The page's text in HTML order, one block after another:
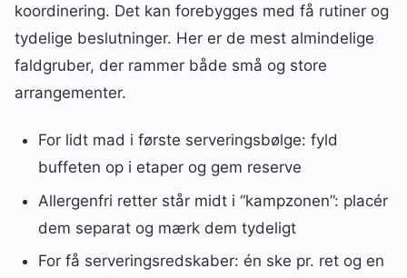
koordinering. Det kan forebygges med få rutiner og
tydelige beslutninger. Her er de mest almindelige
faldgruber, der rammer både små og store
arrangementer.
For lidt mad i første serveringsbølge: fyld
buffeten op i etaper og gem reserve
Allergenfri retter står midt i “kampzonen”: placér
dem separat og mærk dem tydeligt
For få serveringsredskaber: én ske pr. ret og en